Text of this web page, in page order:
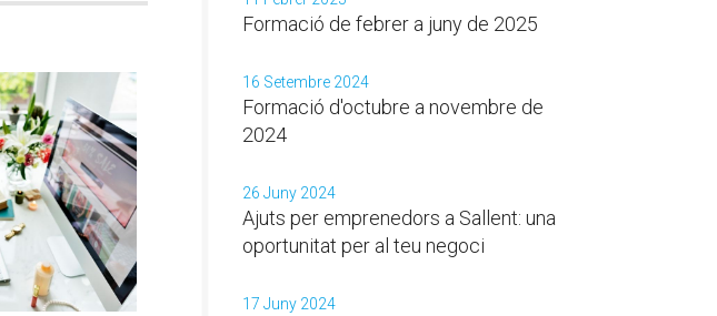
Formació de febrer a juny de 2025
16 Setembre 2024
Formació d'octubre a novembre de
2024
26 Juny 2024
Ajuts per emprenedors a Sallent: una
oportunitat per al teu negoci
17 Juny 2024